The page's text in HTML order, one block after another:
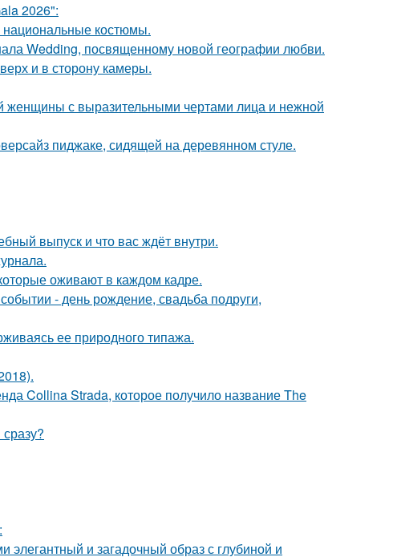
2026":
костюмы.
Wedding, посвященному новой географии любви.
и в сторону камеры.
женщины с выразительными чертами лица и нежной
пиджаке, сидящей на деревянном стуле.
выпуск и что вас ждёт внутри.
оживают в каждом кадре.
- день рождение, свадьба подруги,
ее природного типажа.
Collina Strada, которое получило название The
и загадочный образ с глубиной и